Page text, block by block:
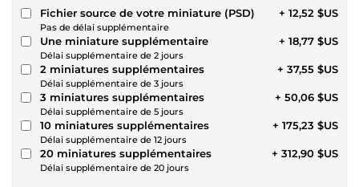
Fichier source de votre miniature (PSD)
Pas de délai supplémentaire
+ 12,52 $US
Une miniature supplémentaire
Délai supplémentaire de 2 jours
+ 18,77 $US
2 miniatures supplémentaires
Délai supplémentaire de 3 jours
+ 37,55 $US
3 miniatures supplémentaires
Délai supplémentaire de 5 jours
+ 50,06 $US
10 miniatures supplémentaires
Délai supplémentaire de 12 jours
+ 175,23 $US
20 miniatures supplémentaires
Délai supplémentaire de 20 jours
+ 312,90 $US